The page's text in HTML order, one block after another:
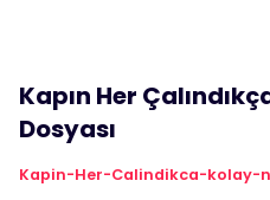
Kapın Her
Dosyası
Kapin-Her-Calindikca-kolay-